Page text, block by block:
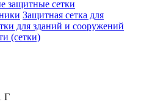
защитные сетки
Защитная сетка для
для зданий и сооружений
(сетки)
Г